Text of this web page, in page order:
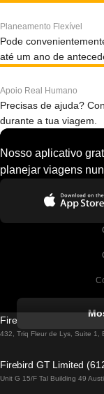
Planeamento Flexível
Pode
até um ano de
Apoio Real Humano
Precisas de ajuda?
durante a tua viagem.
Nosso aplicativo
planejar viagens
Firebird GT Limited
432, Triq Fleur de Lys, Suite 1,
Firebird GT Limited
Unit G 15/F Tal Building 49